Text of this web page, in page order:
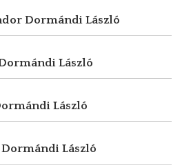
Dormándi László
László
László
Dormándi László